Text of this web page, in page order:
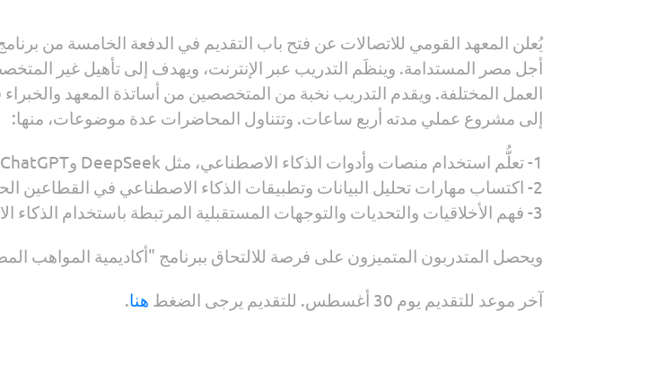
يُعلن المعهد القومي للاتصالات عن فتح باب التقديم في الدفعة الخامسة من
أجل مصر المستدامة. وينظَم التدريب عبر الإنترنت، ويهدف إلى تأهيل غير
إلى مشروع عملي مدته أربع ساعات. وتتناول المحاضرات عدة موضوعات، منها:
1- تعلُّم استخدام منصات وأدوات الذكاء الاصطناعي، مثل DeepSeek وChatGPT وغيرها
2- اكتساب مهارات تحليل البيانات وتطبيقات الذكاء الاصطناعي في القطاعين الحكومي والخاص
3- فهم الأخلاقيات والتحديات والتوجهات المستقبلية المرتبطة باستخدام الذكاء الاصطناعي
ويحصل المتدربون المتميزون على فرصة للالتحاق ببرنامج "أكاديمية المواهب
آخر موعد للتقديم يوم 30 أغسطس. للتقديم يرجى الضغط هنا.